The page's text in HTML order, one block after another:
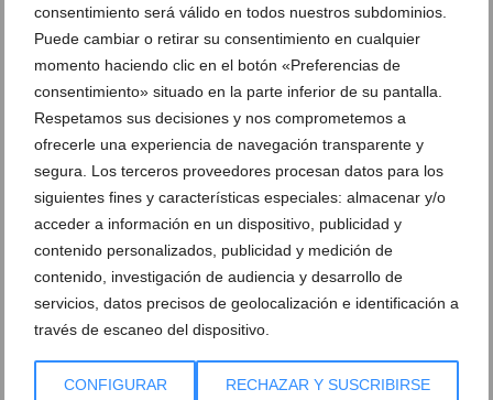
consentimiento será válido en todos nuestros subdominios.
Puede cambiar o retirar su consentimiento en cualquier
momento haciendo clic en el botón «Preferencias de
consentimiento» situado en la parte inferior de su pantalla.
Respetamos sus decisiones y nos comprometemos a
ofrecerle una experiencia de navegación transparente y
segura. Los terceros proveedores procesan datos para los
siguientes fines y características especiales: almacenar y/o
acceder a información en un dispositivo, publicidad y
contenido personalizados, publicidad y medición de
contenido, investigación de audiencia y desarrollo de
servicios, datos precisos de geolocalización e identificación a
través de escaneo del dispositivo.
CONFIGURAR RECHAZAR Y SUSCRIBIRSE
Dénia se echa a la calle para celebrar el título
mundial de fútbol de España
20 de julio de 2026